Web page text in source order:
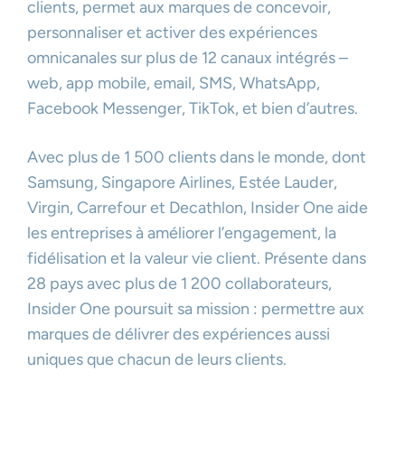
clients, permet aux marques de concevoir,
personnaliser et activer des expériences
omnicanales sur plus de 12 canaux intégrés –
web, app mobile, email, SMS, WhatsApp,
Facebook Messenger, TikTok, et bien d’autres.
Avec plus de 1 500 clients dans le monde, dont
Samsung, Singapore Airlines, Estée Lauder,
Virgin, Carrefour et Decathlon, Insider One aide
les entreprises à améliorer l’engagement, la
fidélisation et la valeur vie client. Présente dans
28 pays avec plus de 1 200 collaborateurs,
Insider One poursuit sa mission : permettre aux
marques de délivrer des expériences aussi
uniques que chacun de leurs clients.